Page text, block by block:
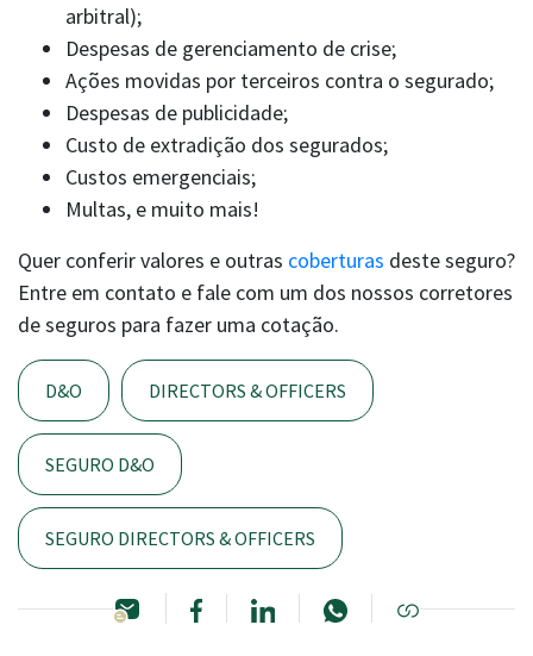
arbitral);
Despesas de gerenciamento de crise;
Ações movidas por terceiros contra o segurado;
Despesas de publicidade;
Custo de extradição dos segurados;
Custos emergenciais;
Multas, e muito mais!
Quer conferir valores e outras coberturas deste seguro?
Entre em contato e fale com um dos nossos corretores
de seguros para fazer uma cotação.
D&O DIRECTORS & OFFICERS
SEGURO D&O
SEGURO DIRECTORS & OFFICERS